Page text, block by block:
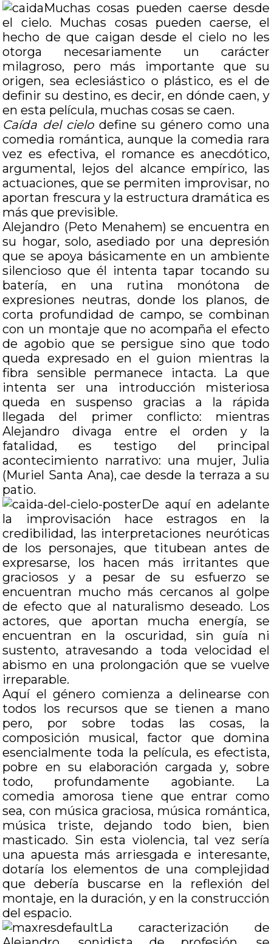
Muchas cosas pueden caerse desde
el cielo. Muchas cosas pueden caerse, el
hecho de que caigan desde el cielo no les
otorga necesariamente un carácter
milagroso, pero más importante que su
origen, sea eclesiástico o plástico, es el de
definir su destino, es decir, en dónde caen, y
en esta película, muchas cosas se caen.
Caída del cielodefine su género como una
comedia romántica, aunque la comedia rara
vez es efectiva, el romance es anecdótico,
argumental, lejos del alcance empírico, las
actuaciones, que se permiten improvisar, no
aportan frescura y la estructura dramática es
más que previsible.
Alejandro (Peto Menahem) se encuentra en
su hogar, solo, asediado por una depresión
que se apoya básicamente en un ambiente
silencioso que él intenta tapar tocando su
batería, en una rutina monótona de
expresiones neutras, donde los planos, de
corta profundidad de campo, se combinan
con un montaje que no acompaña el efecto
de agobio que se persigue sino que todo
queda expresado en el guion mientras la
fibra sensible permanece intacta. La que
intenta ser una introducción misteriosa
queda en suspenso gracias a la rápida
llegada del primer conflicto: mientras
Alejandro divaga entre el orden y la
fatalidad, es testigo del principal
acontecimiento narrativo: una mujer, Julia
(Muriel Santa Ana), cae desde la terraza a su
patio.
De aquí en adelante
la improvisación hace estragos en la
credibilidad, las interpretaciones neuróticas
de los personajes, que titubean antes de
expresarse, los hacen más irritantes que
graciosos y a pesar de su esfuerzo se
encuentran mucho más cercanos al golpe
de efecto que al naturalismo deseado. Los
actores, que aportan mucha energía, se
encuentran en la oscuridad, sin guía ni
sustento, atravesando a toda velocidad el
abismo en una prolongación que se vuelve
irreparable.
Aquí el género comienza a delinearse con
todos los recursos que se tienen a mano
pero, por sobre todas las cosas, la
composición musical, factor que domina
esencialmente toda la película, es efectista,
pobre en su elaboración cargada y, sobre
todo, profundamente agobiante. La
comedia amorosa tiene que entrar como
sea, con música graciosa, música romántica,
música triste, dejando todo bien, bien
masticado. Sin esta violencia, tal vez sería
una apuesta más arriesgada e interesante,
dotaría los elementos de una complejidad
que debería buscarse en la reflexión del
montaje, en la duración, y en la construcción
del espacio.
La caracterización de